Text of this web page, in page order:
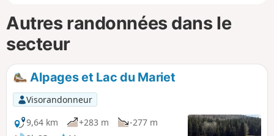
Autres randonnées dans le
secteur
Alpages et Lac du Mariet
Visorandonneur
9,64 km
+283 m
-277 m